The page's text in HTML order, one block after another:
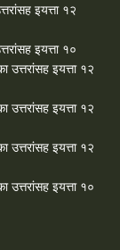
इयत्ता १२
इयत्ता १०
उत्तरांसह इयत्ता १२
उत्तरांसह इयत्ता १२
उत्तरांसह इयत्ता १२
उत्तरांसह इयत्ता १०